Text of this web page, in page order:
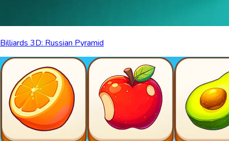
Billiards 3D: Russian Pyramid